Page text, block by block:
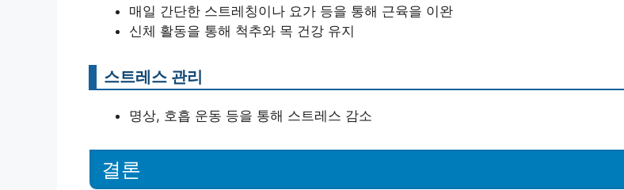
매일 간단한 스트레칭이나 요가 등을 통해 근육을 이완
신체 활동을 통해 척추와 목 건강 유지
스트레스 관리
명상, 호흡 운동 등을 통해 스트레스 감소
결론